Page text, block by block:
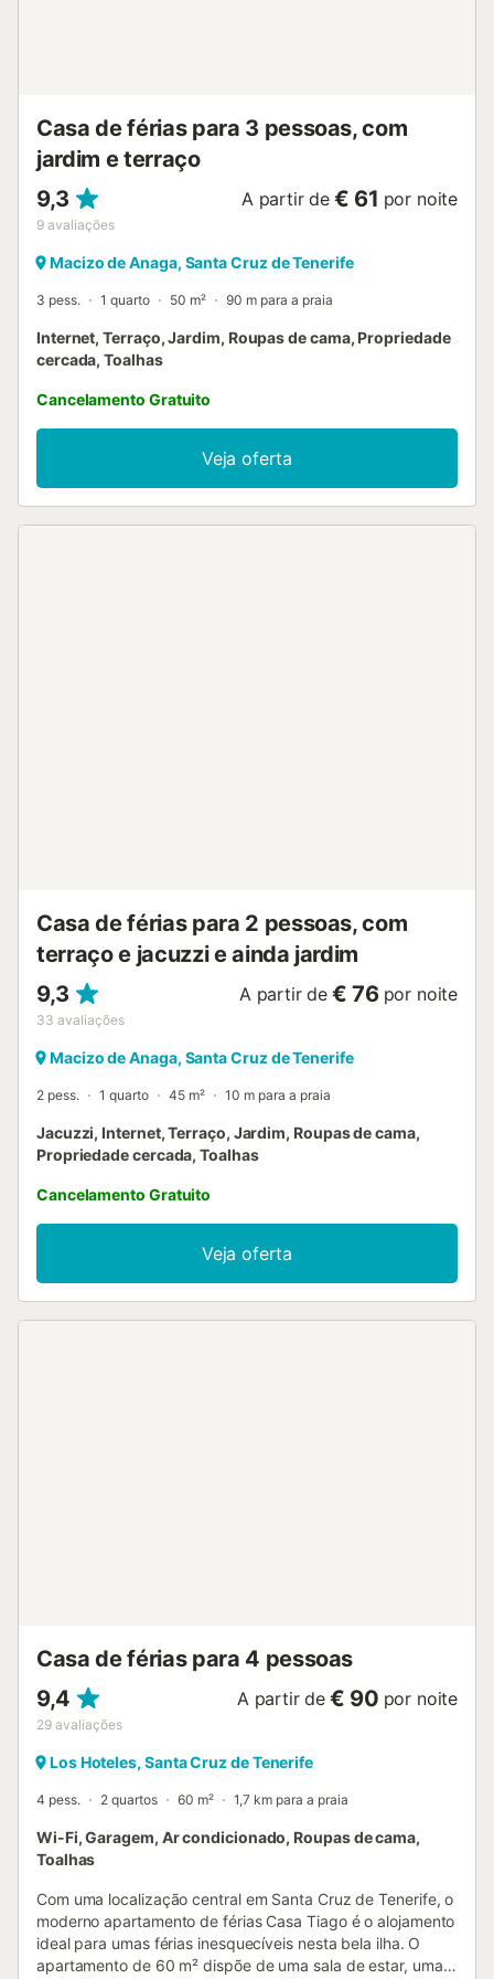
muitos h...
Casa de férias para 3 pessoas, com
jardim e terraço
9,3
9 avaliações
A partir de € 61 por noite
Macizo de Anaga, Santa Cruz de Tenerife
3 pess. 1 quarto 50 m² 90 m para a praia
Internet, Terraço, Jardim, Roupas de cama, Propriedade
cercada, Toalhas
Cancelamento Gratuito
Veja oferta
Casa de férias para 2 pessoas, com
terraço e jacuzzi e ainda jardim
9,3
33 avaliações
A partir de € 76 por noite
Macizo de Anaga, Santa Cruz de Tenerife
2 pess. 1 quarto 45 m² 10 m para a praia
Jacuzzi, Internet, Terraço, Jardim, Roupas de cama,
Propriedade cercada, Toalhas
Cancelamento Gratuito
Veja oferta
Casa de férias para 4 pessoas
9,4
29 avaliações
A partir de € 90 por noite
Los Hoteles, Santa Cruz de Tenerife
4 pess. 2 quartos 60 m² 1,7 km para a praia
Wi-Fi, Garagem, Ar condicionado, Roupas de cama,
Toalhas
Com uma localização central em Santa Cruz de Tenerife, o
moderno apartamento de férias Casa Tiago é o alojamento
ideal para umas férias inesquecíveis nesta bela ilha. O
apartamento de 60 m² dispõe de uma sala de estar, uma